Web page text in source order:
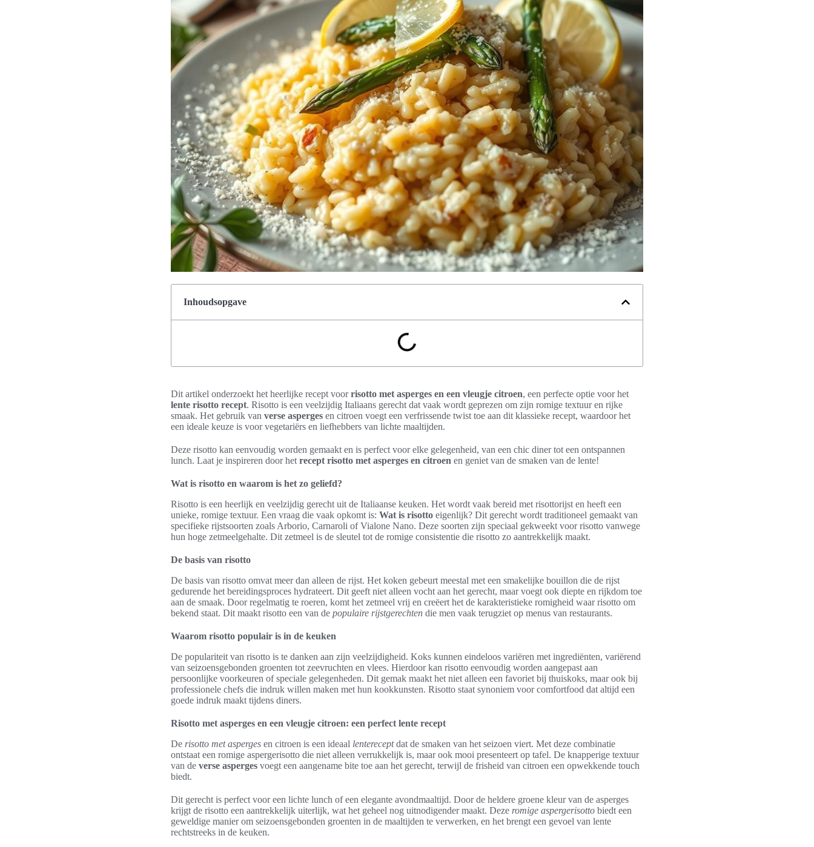
Inhoudsopgave
Dit artikel onderzoekt het heerlijke recept voorrisotto met asperges en een vleugje citroen, een perfecte optie voor het
lente risotto recept. Risotto is een veelzijdig Italiaans gerecht dat vaak wordt geprezen om zijn romige textuur en rijke
smaak. Het gebruik van verse asperges en citroen voegt een verfrissende twist toe aan dit klassieke recept, waardoor het
een ideale keuze is voor vegetariërs en liefhebbers van lichte maaltijden.
Deze risotto kan eenvoudig worden gemaakt en is perfect voor elke gelegenheid, van een chic diner tot een ontspannen
lunch. Laat je inspireren door het recept risotto met asperges en citroen en geniet van de smaken van de lente!
Wat is risotto en waarom is het zo geliefd?
Risotto is een heerlijk en veelzijdig gerecht uit de Italiaanse keuken. Het wordt vaak bereid met risottorijst en heeft een
unieke, romige textuur. Een vraag die vaak opkomt is: Wat is risotto eigenlijk? Dit gerecht wordt traditioneel gemaakt van
specifieke rijstsoorten zoals Arborio, Carnaroli of Vialone Nano. Deze soorten zijn speciaal gekweekt voor risotto vanwege
hun hoge zetmeelgehalte. Dit zetmeel is de sleutel tot de romige consistentie die risotto zo aantrekkelijk maakt.
De basis van risotto
De basis van risotto omvat meer dan alleen de rijst. Het koken gebeurt meestal met een smakelijke bouillon die de rijst
gedurende het bereidingsproces hydrateert. Dit geeft niet alleen vocht aan het gerecht, maar voegt ook diepte en rijkdom toe
aan de smaak. Door regelmatig te roeren, komt het zetmeel vrij en creëert het de karakteristieke romigheid waar risotto om
bekend staat. Dit maakt risotto een van de populaire rijstgerechten die men vaak terugziet op menus van restaurants.
Waarom risotto populair is in de keuken
De populariteit van risotto is te danken aan zijn veelzijdigheid. Koks kunnen eindeloos variëren met ingrediënten, variërend
van seizoensgebonden groenten tot zeevruchten en vlees. Hierdoor kan risotto eenvoudig worden aangepast aan
persoonlijke voorkeuren of speciale gelegenheden. Dit gemak maakt het niet alleen een favoriet bij thuiskoks, maar ook bij
professionele chefs die indruk willen maken met hun kookkunsten. Risotto staat synoniem voor comfortfood dat altijd een
goede indruk maakt tijdens diners.
Risotto met asperges en een vleugje citroen: een perfect lente recept
De risotto met asperges en citroen is een ideaal lentereceptdat de smaken van het seizoen viert. Met deze combinatie
ontstaat een romige aspergerisotto die niet alleen verrukkelijk is, maar ook mooi presenteert op tafel. De knapperige textuur
van de verse asperges voegt een aangename bite toe aan het gerecht, terwijl de frisheid van citroen een opwekkende touch
biedt.
Dit gerecht is perfect voor een lichte lunch of een elegante avondmaaltijd. Door de heldere groene kleur van de asperges
krijgt de risotto een aantrekkelijk uiterlijk, wat het geheel nog uitnodigender maakt. Deze romige aspergerisotto biedt een
geweldige manier om seizoensgebonden groenten in de maaltijden te verwerken, en het brengt een gevoel van lente
rechtstreeks in de keuken.